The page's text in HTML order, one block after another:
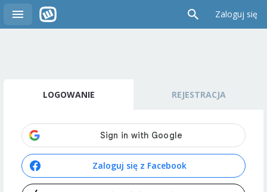
Zaloguj się
LOGOWANIE REJESTRACJA
Zaloguj się z Facebook